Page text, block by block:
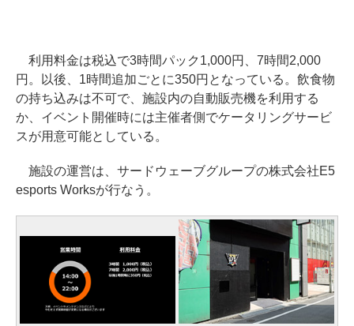
利用料金は税込で3時間パック1,000円、7時間2,000
円。以後、1時間追加ごとに350円となっている。飲食物
の持ち込みは不可で、施設内の自動販売機を利用する
か、イベント開催時には主催者側でケータリングサービ
スが用意可能としている。
施設の運営は、サードウェーブグループの株式会社E5
esports Worksが行なう。